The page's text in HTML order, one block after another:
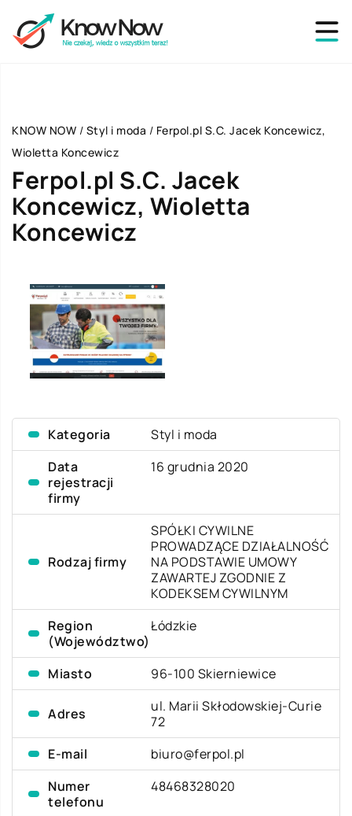
KNOW NOW / Styl i moda / Ferpol.pl S.C. Jacek Koncewicz,
Wioletta Koncewicz
Ferpol.pl S.C. Jacek
Koncewicz, Wioletta
Koncewicz
Kategoria
Styl i moda
Data
rejestracji
firmy
16 grudnia 2020
Rodzaj firmy
SPÓŁKI CYWILNE
PROWADZĄCE DZIAŁALNOŚĆ
NA PODSTAWIE UMOWY
ZAWARTEJ ZGODNIE Z
KODEKSEM CYWILNYM
Region
(Województwo)
Łódzkie
Miasto 96-100 Skierniewice
Adres
ul. Marii Skłodowskiej-Curie
72
E-mail
biuro@ferpol.pl
Numer
telefonu
48468328020